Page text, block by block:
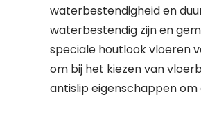
waterbestendigheid en
waterbestendig zijn en
speciale houtlook vloeren
om bij het kiezen van
antislip eigenschappen om